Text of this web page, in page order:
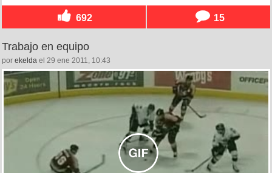
692 15
Trabajo en equipo
por ekelda el 29 ene 2011, 10:43